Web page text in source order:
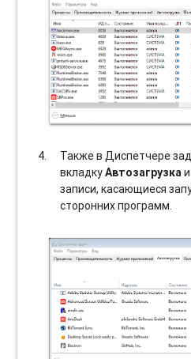
Также в Диспетчере
вкладкуАвтозагрузка
записи, касающиеся
сторонних программ.